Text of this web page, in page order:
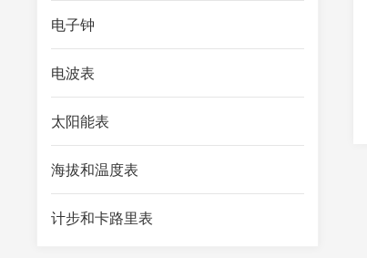
电子钟
电波表
太阳能表
海拔和温度表
计步和卡路里表